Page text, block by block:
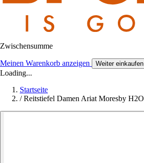
Zwischensumme
Meinen Warenkorb anzeigen Weiter einkaufen
Loading...
Startseite
/ Reitstiefel Damen Ariat Moresby H2O